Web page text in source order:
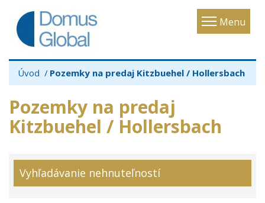
Menu
Toggle
Úvod Pozemky na predaj Kitzbuehel / Hollersbach
Pozemky na predaj
Kitzbuehel / Hollersbach
Vyhľadávanie nehnuteľností